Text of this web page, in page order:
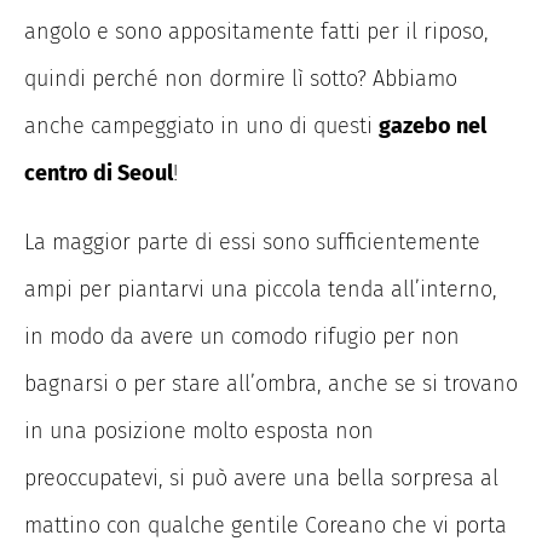
angolo e sono appositamente fatti per il riposo,
quindi perché non dormire lì sotto? Abbiamo
anche campeggiato in uno di questi gazebo nel
centro di Seoul!
La maggior parte di essi sono sufficientemente
ampi per piantarvi una piccola tenda all’interno,
in modo da avere un comodo rifugio per non
bagnarsi o per stare all’ombra, anche se si trovano
in una posizione molto esposta non
preoccupatevi, si può avere una bella sorpresa al
mattino con qualche gentile Coreano che vi porta